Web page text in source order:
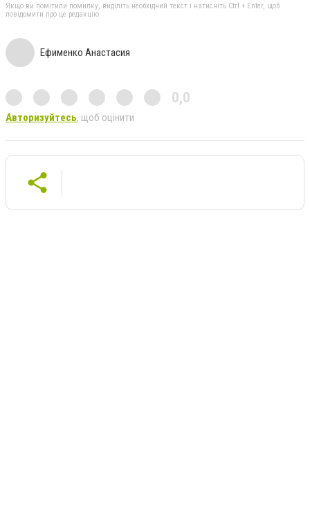
Якщо ви помітили помилку, виділіть необхідний текст і натисніть Ctrl + Enter, щоб
повідомити про це редакцію
Ефименко Анастасия
0,0
Авторизуйтесь, щоб оцінити